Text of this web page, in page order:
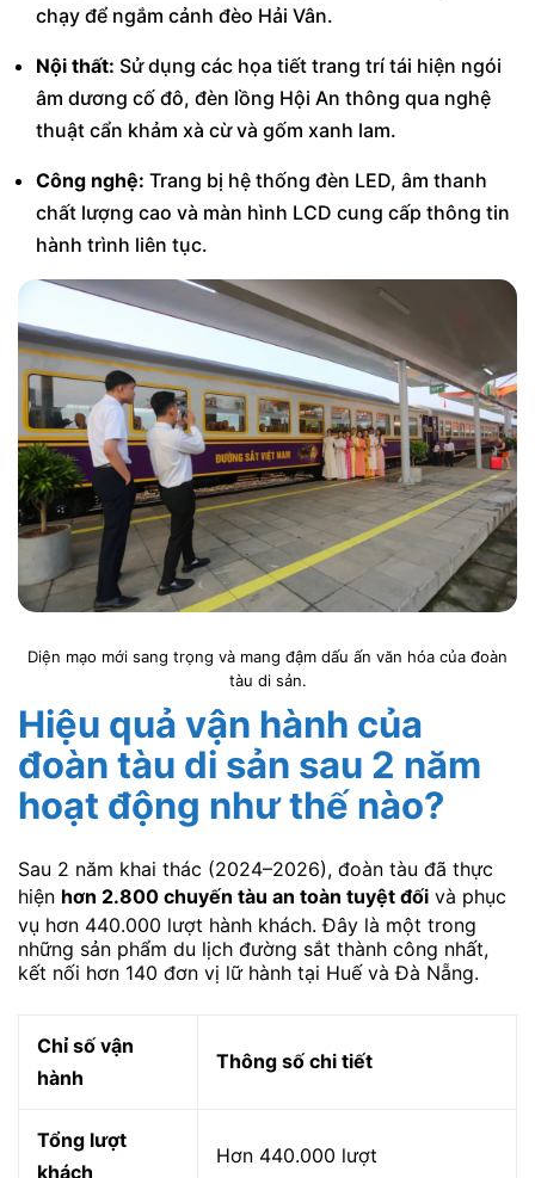
chạy để ngắm cảnh đèo Hải Vân.
Nội thất: Sử dụng các họa tiết trang trí tái hiện ngói
âm dương cố đô, đèn lồng Hội An thông qua nghệ
thuật cẩn khảm xà cừ và gốm xanh lam.
Công nghệ: Trang bị hệ thống đèn LED, âm thanh
chất lượng cao và màn hình LCD cung cấp thông tin
hành trình liên tục.
Diện mạo mới sang trọng và mang đậm dấu ấn văn hóa của đoàn
tàu di sản.
Hiệu quả vận hành của
đoàn tàu di sản sau 2 năm
hoạt động như thế nào?
Sau 2 năm khai thác (2024–2026), đoàn tàu đã thực
hiện hơn 2.800 chuyến tàu an toàn tuyệt đối và phục
vụ hơn 440.000 lượt hành khách. Đây là một trong
những sản phẩm du lịch đường sắt thành công nhất,
kết nối hơn 140 đơn vị lữ hành tại Huế và Đà Nẵng.
Chỉ số vận
hành
Thông số chi tiết
Tổng lượt
khách
Hơn 440.000 lượt